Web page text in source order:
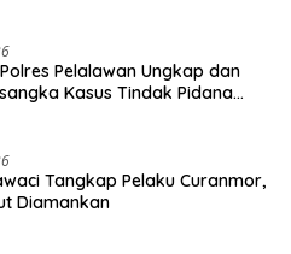
Pelalawan Ungkap dan
Kasus Tindak Pidana
Tangkap Pelaku Curanmor,
Diamankan